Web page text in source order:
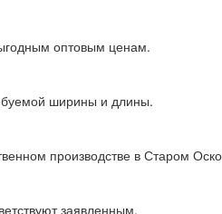
оптовым ценам.
ширины и длины.
производстве в Старом
заявленным.